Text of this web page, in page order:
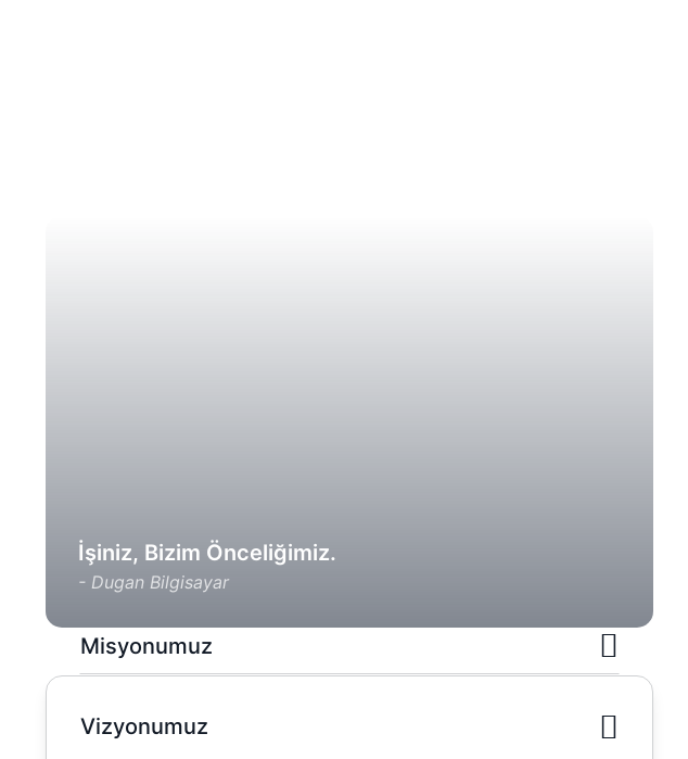
İşiniz, Bizim Önceliğimiz.
- Dugan Bilgisayar
Misyonumuz
sunarak operasyonel verimliliklerini artırmak ve teknolojik
altyapılarını güçlendirmek.
Vizyonumuz